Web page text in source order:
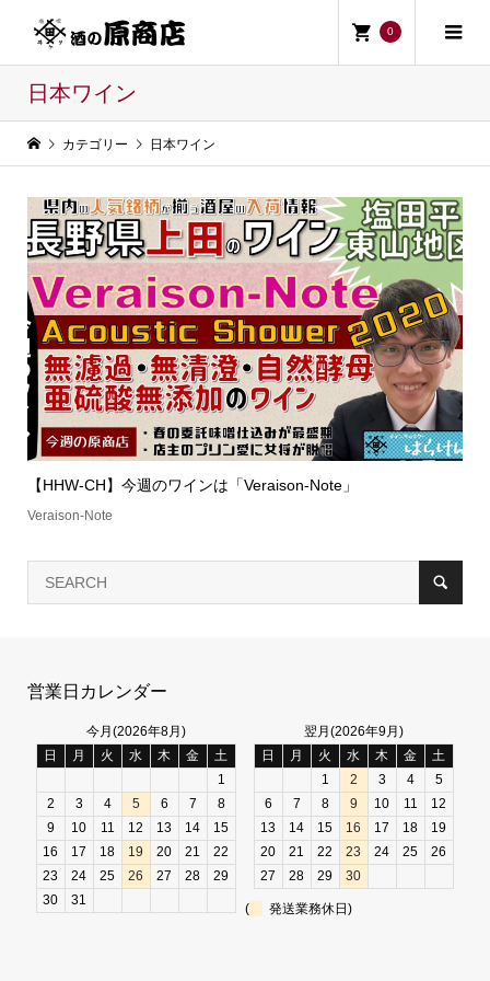
0
日本ワイン
カテゴリー 日本ワイン
【HHW-CH】今週のワインは「Veraison-Note」
Veraison-Note
営業日カレンダー
今月(2026年8月)
日
月 火 水 木 金
土
1
2
3 4 5 6 7
8
9
10 11 12 13 14
15
16
17 18 19 20 21
22
23
24 25 26 27 28
29
30
31
翌月(2026年9月)
日
月 火 水 木 金
土
1
2 3 4
5
6
7 8 9 10 11
12
13
14 15 16 17 18
19
20
21 22 23 24 25
26
27
28 29 30
( 発送業務休日)